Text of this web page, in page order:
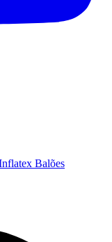
Balões